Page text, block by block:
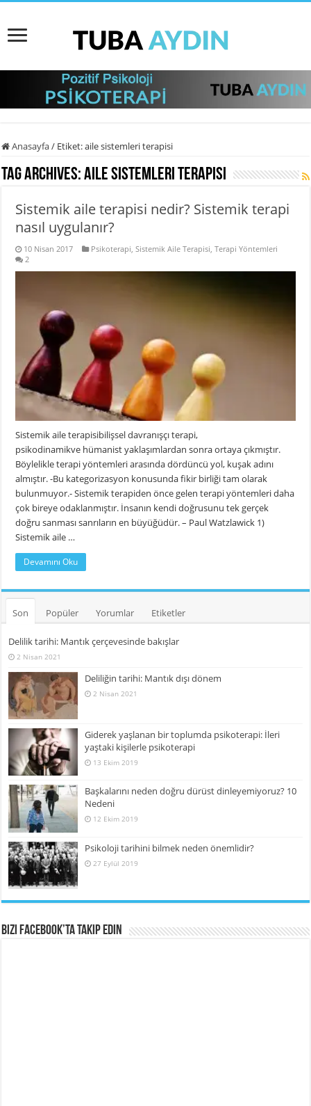
Anasayfa/ Etiket:aile sistemleri terapisi
Tag Archives:aile sistemleri terapisi
Sistemik aile terapisi nedir? Sistemik terapi
nasıl uygulanır?
10 Nisan 2017 Psikoterapi,Sistemik Aile Terapisi,Terapi Yöntemleri
2
Sistemik aile terapisibilişsel davranışçı terapi,
psikodinamikve hümanist yaklaşımlardan sonra ortaya çıkmıştır.
Böylelikle terapi yöntemleri arasında dördüncü yol, kuşak adını
almıştır. -Bu kategorizasyon konusunda fikir birliği tam olarak
bulunmuyor.- Sistemik terapiden önce gelen terapi yöntemleri daha
çok bireye odaklanmıştır. İnsanın kendi doğrusunu tek gerçek
doğru sanması sanrıların en büyüğüdür. – Paul Watzlawick 1)
Sistemik aile …
Devamını Oku
Son Popüler Yorumlar Etiketler
Delilik tarihi: Mantık çerçevesinde bakışlar
2 Nisan 2021
Deliliğin tarihi: Mantık dışı dönem
2 Nisan 2021
Giderek yaşlanan bir toplumda psikoterapi: İleri
yaştaki kişilerle psikoterapi
13 Ekim 2019
Başkalarını neden doğru dürüst dinleyemiyoruz? 10
Nedeni
12 Ekim 2019
Psikoloji tarihini bilmek neden önemlidir?
27 Eylül 2019
Bizi Facebook’ta Takip Edin